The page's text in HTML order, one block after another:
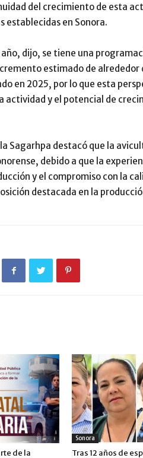
del crecimiento de esta
establecidas en Sonora.
dijo, se tiene una
estimado de
en 2025, por lo que esta
actividad y el potencial de
Sagarhpa destacó que la
debido a que la
y el compromiso con la
destacada en la
de la
Sonora
Tras 12 años de